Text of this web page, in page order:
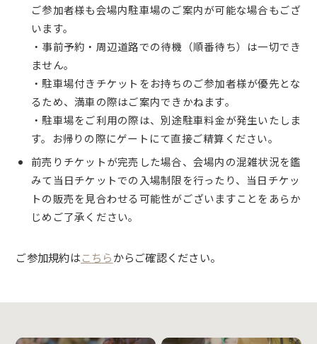
ご参加者様も会場内駐車場のご案内が可能な場合もござ
います。
・事前予約・周辺道路での待機（順番待ち）は一切でき
ません。
・駐車場付きチケットをお持ちのご参加者様が優先とな
るため、満車の際はご案内できかねます。
・駐車場をご利用の際は、別途駐車料金が発生いたしま
す。お帰りの際にゲートにて直接ご精算ください。
前売りチケットが完売した場合、会場内の混雑状況を鑑
みて当日チケットでの入場制限を行ったり、当日チケッ
トの販売を見合わせる可能性がございますことをあらか
じめご了承ください。
ご参加規約はこちらからご確認ください。